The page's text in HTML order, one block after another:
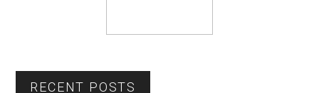
RECENT POSTS